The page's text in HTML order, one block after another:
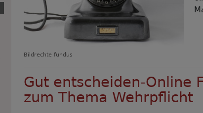
Bildrechte fundus
Gut entscheiden-Online
zum Thema Wehrpflicht